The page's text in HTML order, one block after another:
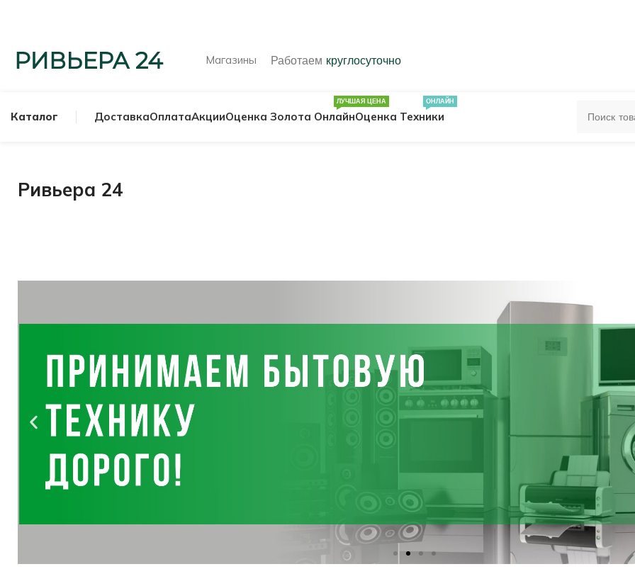
Магазины Работаем круглосуточно
Каталог ДоставкаОплатаАкцииОценка Золота Онлайн
ЛУЧШАЯ ЦЕНА
Оценка Техники
ОНЛАЙН
Ривьера 24